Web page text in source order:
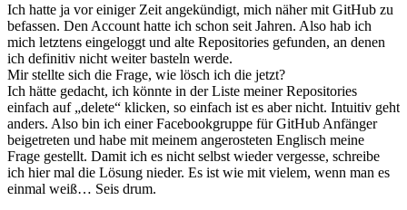
Ich hatte ja vor einiger Zeit angekündigt, mich näher mit GitHub zu
befassen. Den Account hatte ich schon seit Jahren. Also hab ich
mich letztens eingeloggt und alte Repositories gefunden, an denen
ich definitiv nicht weiter basteln werde.
Mir stellte sich die Frage, wie lösch ich die jetzt?
Ich hätte gedacht, ich könnte in der Liste meiner Repositories
einfach auf „delete“ klicken, so einfach ist es aber nicht. Intuitiv geht
anders. Also bin ich einer Facebookgruppe für GitHub Anfänger
beigetreten und habe mit meinem angerosteten Englisch meine
Frage gestellt. Damit ich es nicht selbst wieder vergesse, schreibe
ich hier mal die Lösung nieder. Es ist wie mit vielem, wenn man es
einmal weiß… Seis drum.